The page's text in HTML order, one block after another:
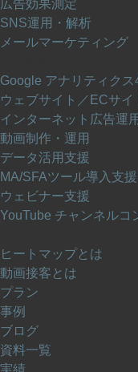
広告効果測定
SNS運用・解析
メールマーケティング
Google アナリティク
ウェブサイト／ECサ
インターネット広告運
動画制作・運用
データ活用支援
MA/SFAツール導入支援
ウェビナー支援
YouTube チャンネルコ
ヒートマップとは
動画接客とは
プラン
事例
ブログ
資料一覧
実績